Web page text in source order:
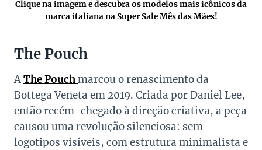
Clique na imagem e descubra os modelos mais icônicos da
marca italiana na Super Sale Mês das Mães!
The Pouch
AThe Pouchmarcou o renascimento da
Bottega Veneta em 2019. Criada por Daniel Lee,
então recém-chegado à direção criativa, a peça
causou uma revolução silenciosa: sem
logotipos visíveis, com estrutura minimalista e